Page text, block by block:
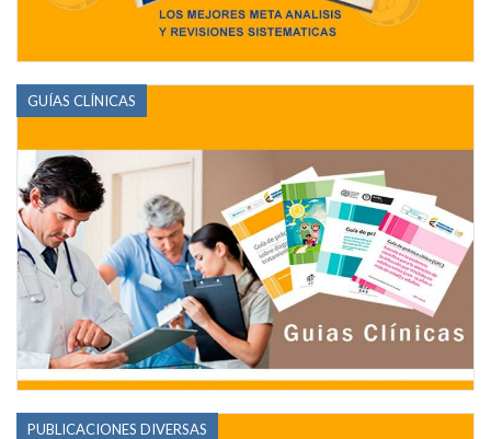
GUÍAS CLÍNICAS
PUBLICACIONES DIVERSAS